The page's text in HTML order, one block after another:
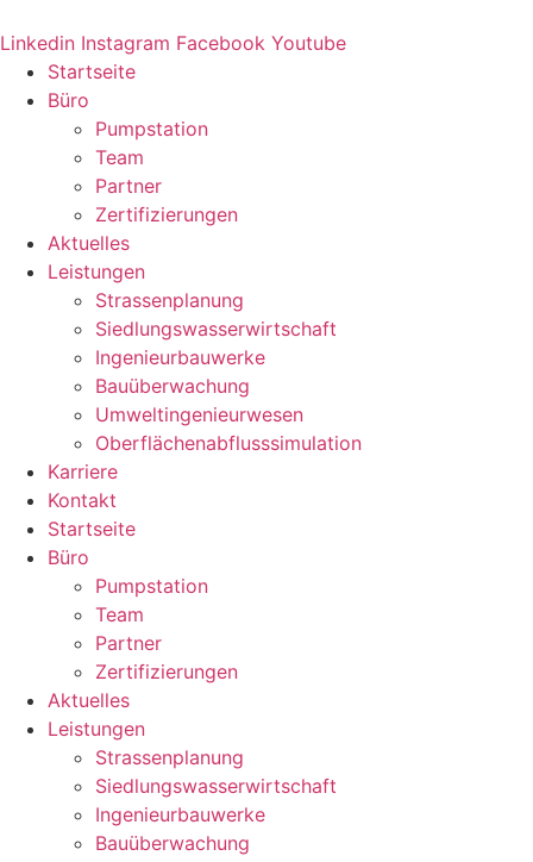
Inhalt
springen
Linkedin Instagram Facebook Youtube
Startseite
Büro
Pumpstation
Team
Partner
Zertifizierungen
Aktuelles
Leistungen
Strassenplanung
Siedlungswasserwirtschaft
Ingenieurbauwerke
Bauüberwachung
Umweltingenieurwesen
Oberflächenabflusssimulation
Karriere
Kontakt
Startseite
Büro
Pumpstation
Team
Partner
Zertifizierungen
Aktuelles
Leistungen
Strassenplanung
Siedlungswasserwirtschaft
Ingenieurbauwerke
Bauüberwachung